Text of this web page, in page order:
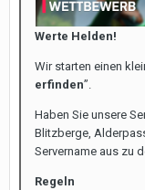
Werte Helden!
Wir starten einen
erfinden”.
Haben Sie unsere
Blitzberge,
Servername aus zu
Regeln